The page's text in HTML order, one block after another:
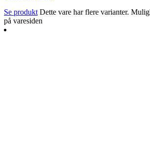
Se produkt Dette vare har flere varianter.
på varesiden